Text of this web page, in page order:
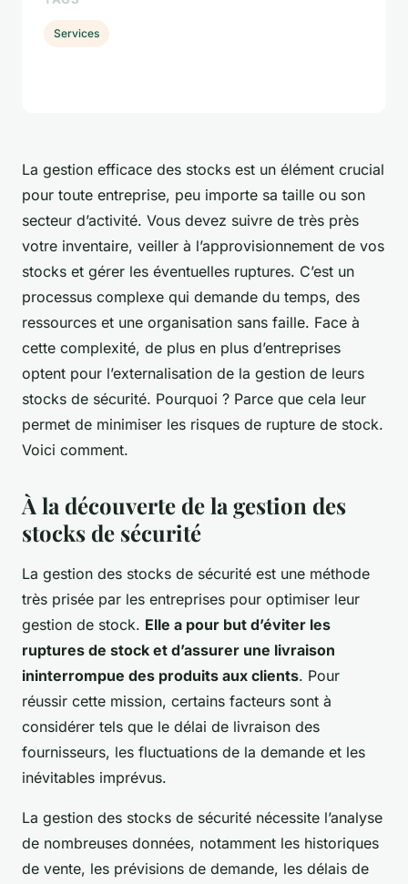
La gestion efficace des stocks est un élément crucial
pour toute entreprise, peu importe sa taille ou son
secteur d’activité. Vous devez suivre de très près
votre inventaire, veiller à l’approvisionnement de vos
stocks et gérer les éventuelles ruptures. C’est un
processus complexe qui demande du temps, des
ressources et une organisation sans faille. Face à
cette complexité, de plus en plus d’entreprises
optent pour l’externalisation de la gestion de leurs
stocks de sécurité. Pourquoi ? Parce que cela leur
permet de minimiser les risques de rupture de stock.
Voici comment.
À la découverte de la gestion des
stocks de sécurité
La gestion des stocks de sécurité est une méthode
très prisée par les entreprises pour optimiser leur
gestion de stock. Elle a pour but d’éviter les
ruptures de stock et d’assurer une livraison
ininterrompue des produits aux clients. Pour
réussir cette mission, certains facteurs sont à
considérer tels que le délai de livraison des
fournisseurs, les fluctuations de la demande et les
inévitables imprévus.
La gestion des stocks de sécurité nécessite l’analyse
de nombreuses données, notamment les historiques
de vente, les prévisions de demande, les délais de
Services